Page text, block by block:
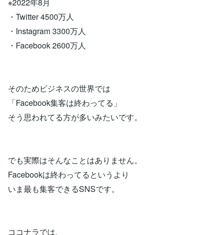
・Twitter 4500万人
・Instagram 3300万人
・Facebook 2600万人
そのためビジネスの世界では
「Facebook集客は終わってる」
そう思われてる方が多いみたいです。
でも実際はそんなことはありません。
Facebookは終わってるというより
いま最も集客できるSNSです。
ココナラでは、